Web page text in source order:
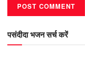
पसंदीदा भजन सर्च करें